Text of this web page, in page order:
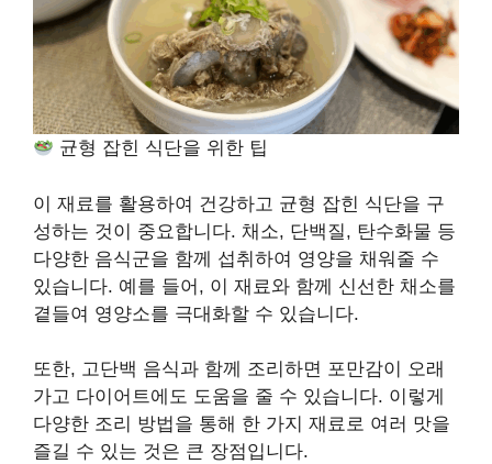
균형 잡힌 식단을 위한 팁
이 재료를 활용하여 건강하고 균형 잡힌 식단을 구
성하는 것이 중요합니다. 채소, 단백질, 탄수화물 등
다양한 음식군을 함께 섭취하여 영양을 채워줄 수
있습니다. 예를 들어, 이 재료와 함께 신선한 채소를
곁들여 영양소를 극대화할 수 있습니다.
또한, 고단백 음식과 함께 조리하면 포만감이 오래
가고 다이어트에도 도움을 줄 수 있습니다. 이렇게
다양한 조리 방법을 통해 한 가지 재료로 여러 맛을
즐길 수 있는 것은 큰 장점입니다.